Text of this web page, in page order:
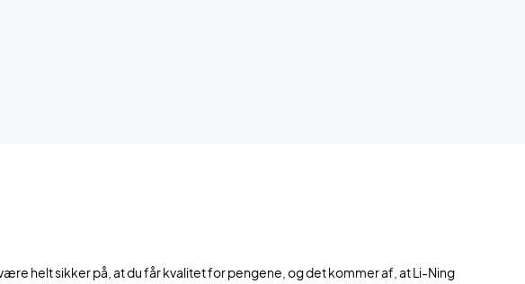
helt sikker på, at du får kvalitet for pengene, og det kommer af, at Li-Ning